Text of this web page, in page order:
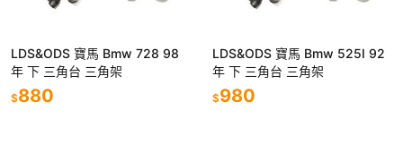
LDS&ODS 寶馬 Bmw 728 98
年 下 三角台 三角架
$880
LDS&ODS 寶馬 Bmw 525I 92
年 下 三角台 三角架
$980